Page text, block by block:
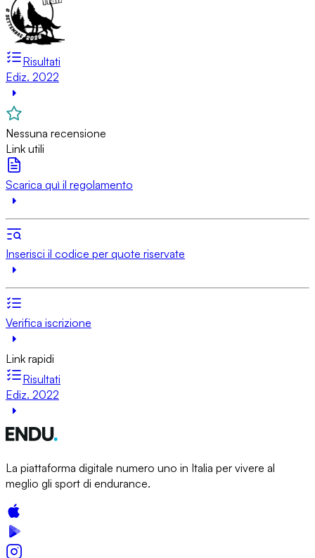
Risultati
Ediz. 2022
Nessuna recensione
Link utili
Scarica quì il regolamento
Inserisci il codice per quote riservate
Verifica iscrizione
Link rapidi
Risultati
Ediz. 2022
La piattaforma digitale numero uno in Italia per vivere al
meglio gli sport di endurance.